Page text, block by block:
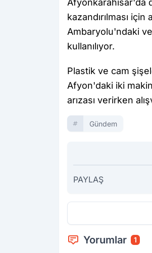
Afyonkarahisar'da
kazandırılması
Ambaryolu'ndaki
kullanılıyor.
Plastik ve cam
Afyon'daki iki
arızası verirken
Gündem
PAYLAŞ
Yorumlar 1